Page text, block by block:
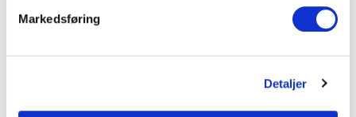
Markedsføring
Detaljer